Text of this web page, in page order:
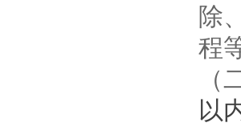
除
程
（
以